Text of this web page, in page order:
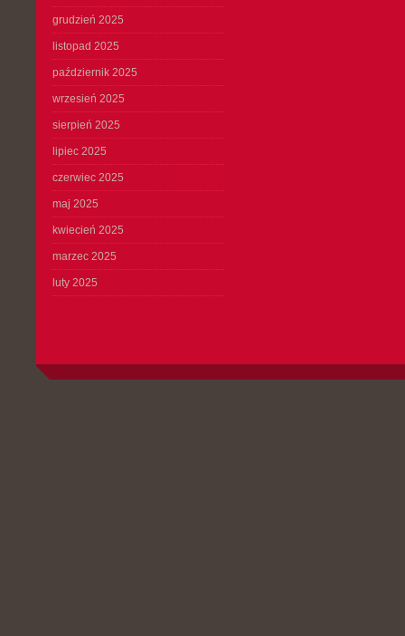
grudzień 2025
listopad 2025
październik 2025
wrzesień 2025
sierpień 2025
lipiec 2025
czerwiec 2025
maj 2025
kwiecień 2025
marzec 2025
luty 2025